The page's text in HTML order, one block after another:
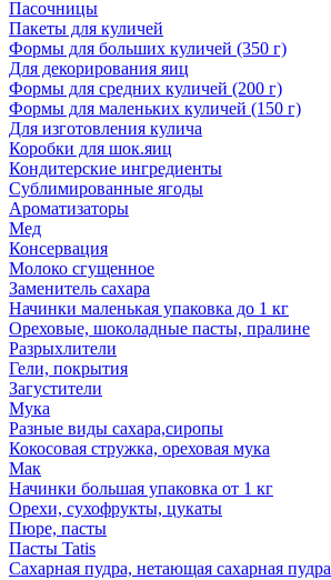
Пасочницы
Пакеты для куличей
Формы для больших куличей (350 г)
Для декорирования яиц
Формы для средних куличей (200 г)
Формы для маленьких куличей (150 г)
Для изготовления кулича
Коробки для шок.яиц
Кондитерские ингредиенты
Сублимированные ягоды
Ароматизаторы
Мед
Консервация
Молоко сгущенное
Заменитель сахара
Начинки маленькая упаковка до 1 кг
Ореховые, шоколадные пасты, пралине
Разрыхлители
Гели, покрытия
Загустители
Мука
Разные виды сахара,сиропы
Кокосовая стружка, ореховая мука
Мак
Начинки большая упаковка от 1 кг
Орехи, сухофрукты, цукаты
Пюре, пасты
Пасты Tatis
Сахарная пудра, нетающая сахарная пудра